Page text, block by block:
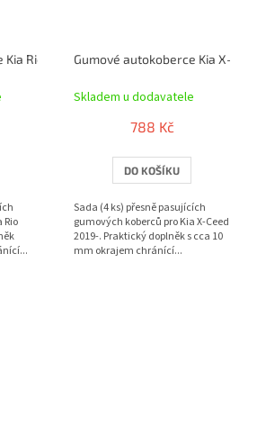
Rio 2005-2011 | RIGUM
Rio
Gumové autokoberce Kia X-
Skladem u dodavatele
788 Kč
DO KOŠÍKU
Sada (4 ks) přesně pasujících
gumových koberců pro Kia X-Ceed
2019-. Praktický doplněk s cca 10
mm okrajem chránící...